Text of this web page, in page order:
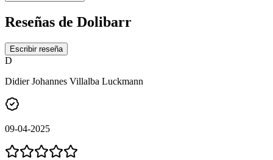
Reseñas de Dolibarr
Escribir reseña
D
Didier Johannes Villalba Luckmann
09-04-2025